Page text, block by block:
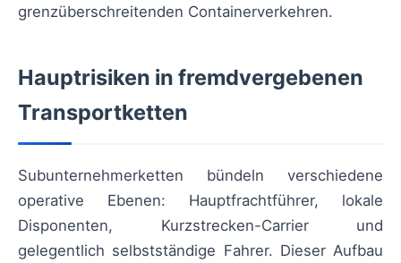
grenzüberschreitenden Containerverkehren.
Hauptrisiken in fremdvergebenen
Transportketten
Subunternehmerketten bündeln verschiedene
operative Ebenen: Hauptfrachtführer, lokale
Disponenten, Kurzstrecken-Carrier und
gelegentlich selbstständige Fahrer. Dieser Aufbau